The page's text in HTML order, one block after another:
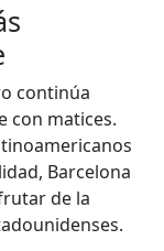
continúa
con matices.
Barcelona
de la